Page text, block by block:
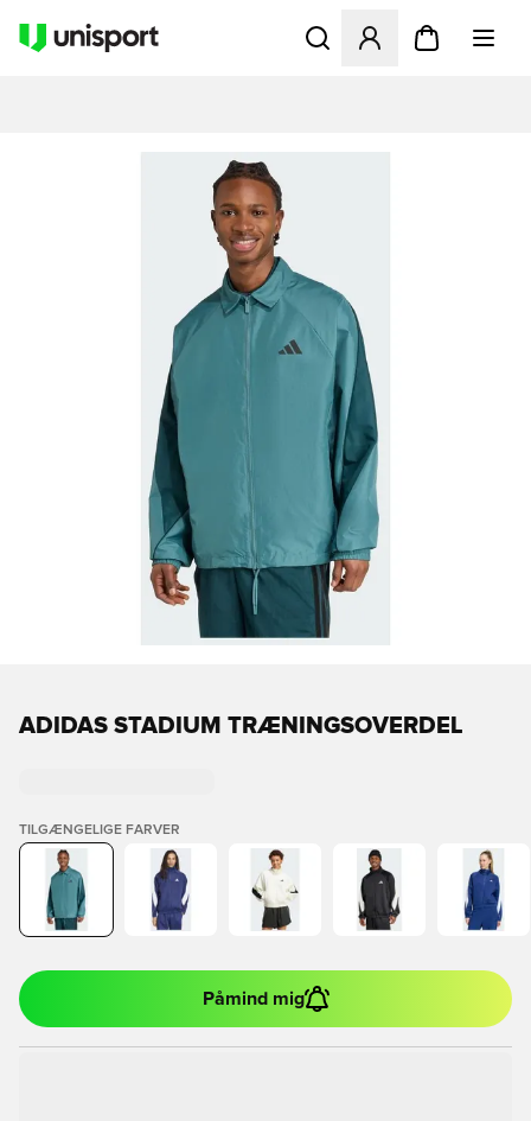
Åbner en Modal til at
ADIDAS STADIUM TRÆNINGSOVERDEL
TILGÆNGELIGE FARVER
Påmind mig